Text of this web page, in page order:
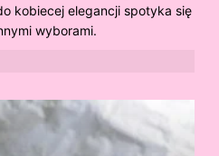
kobiecej elegancji spotyka się
wyborami.